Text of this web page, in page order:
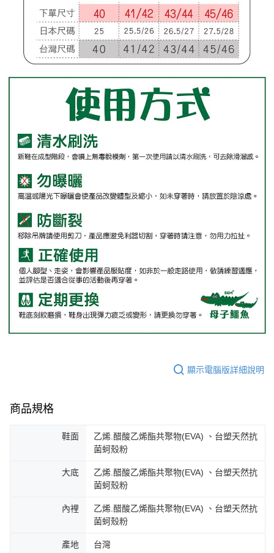
顯示電腦版詳細說明
商品規格
鞋面
乙烯.醋酸乙烯酯共聚物(EVA) 、台塑天然抗
菌蚵殼粉
大底
乙烯.醋酸乙烯酯共聚物(EVA) 、台塑天然抗
菌蚵殼粉
內裡
乙烯.醋酸乙烯酯共聚物(EVA) 、台塑天然抗
菌蚵殼粉
產地 台灣